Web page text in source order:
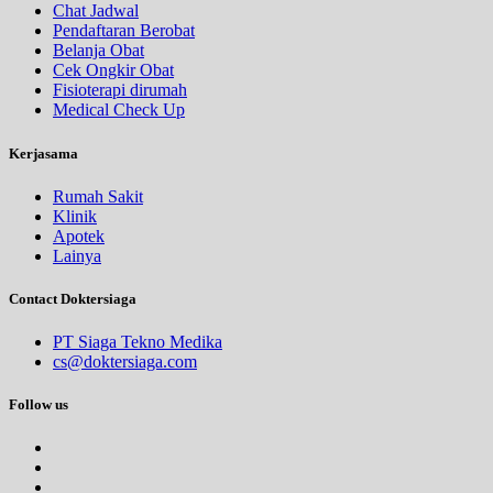
Jumat, 04/09/2026
Jam 11:00 - 13:00
UMUM
Sabtu, 05/09/2026
Jam 08:00 - 11:00
Jam 15:00 - 17:00
UMUM
Minggu, 06/09/2026
UMUM
Chat Jadwal
Pendaftaran Berobat
Belanja Obat
Cek Ongkir Obat
Fisioterapi dirumah
Medical Check Up
Kerjasama
Rumah Sakit
Klinik
Apotek
Lainya
Contact Doktersiaga
PT Siaga Tekno Medika
cs@doktersiaga.com
Follow us